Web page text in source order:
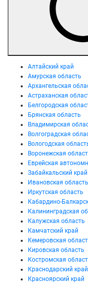
Алтайский край
Амурская область
Архангельская
Астраханская
Белгородская
Брянская область
Владимирская
Волгоградская
Вологодская
Воронежская
Еврейская
Забайкальский край
Ивановская область
Иркутская область
Кабардино-
Калининградская
Калужская область
Камчатский край
Кемеровская
Кировская область
Костромская
Краснодарский край
Красноярский край